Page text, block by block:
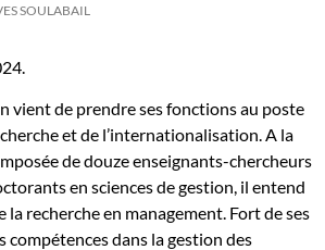
SOULABAIL
vient de prendre ses fonctions au poste
et de l’internationalisation. A la
de douze enseignants-chercheurs
en sciences de gestion, il entend
la recherche en management. Fort de ses
compétences dans la gestion des